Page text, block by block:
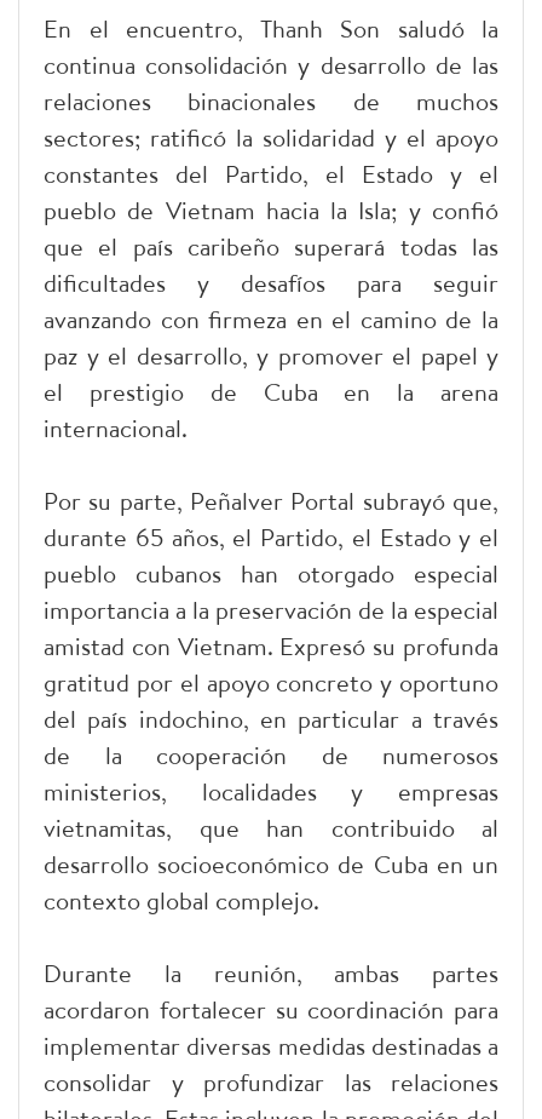
En el encuentro, Thanh Son saludó la
continua consolidación y desarrollo de las
relaciones binacionales de muchos
sectores; ratificó la solidaridad y el apoyo
constantes del Partido, el Estado y el
pueblo de Vietnam hacia la Isla; y confió
que el país caribeño superará todas las
dificultades y desafíos para seguir
avanzando con firmeza en el camino de la
paz y el desarrollo, y promover el papel y
el prestigio de Cuba en la arena
internacional.
Por su parte, Peñalver Portal subrayó que,
durante 65 años, el Partido, el Estado y el
pueblo cubanos han otorgado especial
importancia a la preservación de la especial
amistad con Vietnam. Expresó su profunda
gratitud por el apoyo concreto y oportuno
del país indochino, en particular a través
de la cooperación de numerosos
ministerios, localidades y empresas
vietnamitas, que han contribuido al
desarrollo socioeconómico de Cuba en un
contexto global complejo.
Durante la reunión, ambas partes
acordaron fortalecer su coordinación para
implementar diversas medidas destinadas a
consolidar y profundizar las relaciones